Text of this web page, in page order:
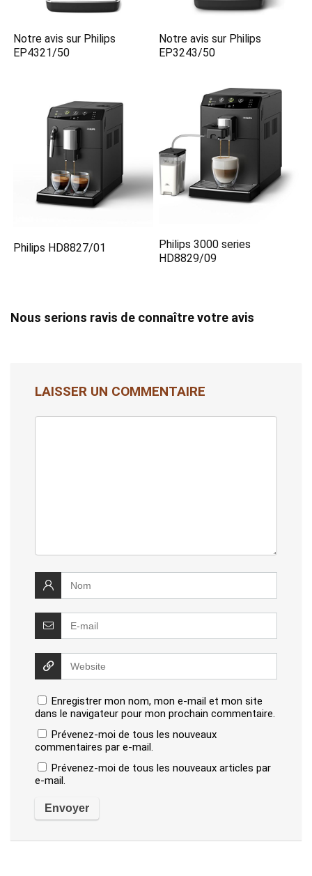
Notre avis sur Philips
EP4321/50
Notre avis sur Philips
EP3243/50
Philips HD8827/01
Philips 3000 series
HD8829/09
Nous serions ravis de connaître votre avis
LAISSER UN COMMENTAIRE
Enregistrer mon nom, mon e-mail et mon site
dans le navigateur pour mon prochain commentaire.
Prévenez-moi de tous les nouveaux
commentaires par e-mail.
Prévenez-moi de tous les nouveaux articles par
e-mail.